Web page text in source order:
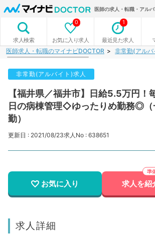
医師の求人・転職・アル
求人検索 お気に入り求人
0
最近見た求人
1
医師求人・転職のマイナビDOCTOR 非常勤(アルバ
非常勤(アルバイト)求人
【福井県／福井市】日給5.5万円！
日の病棟管理◇ゆったりめ勤務◎（
勤）
更新日 : 2021/08/23求人No : 638651
お気に入り 求人を紹
求人詳細